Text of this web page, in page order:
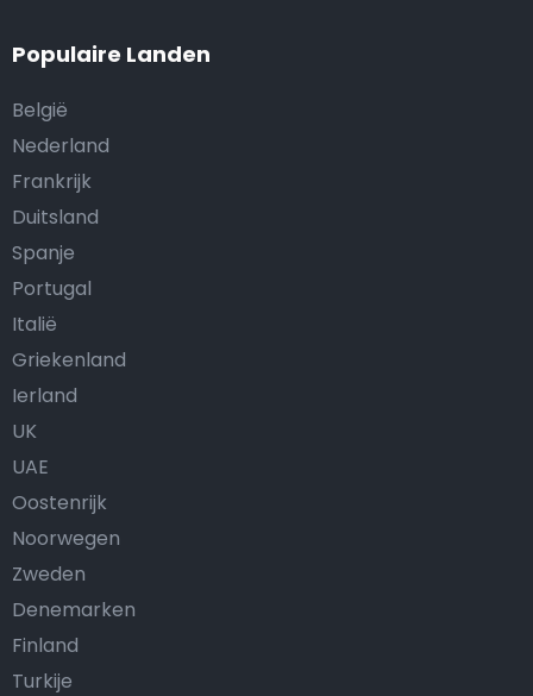
Populaire Landen
België
Nederland
Frankrijk
Duitsland
Spanje
Portugal
Italië
Griekenland
Ierland
UK
UAE
Oostenrijk
Noorwegen
Zweden
Denemarken
Finland
Turkije